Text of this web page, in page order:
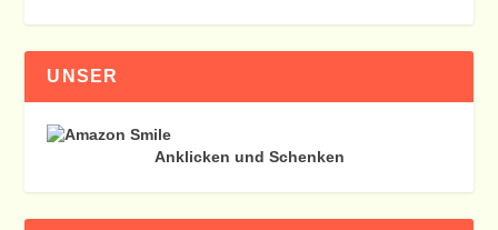
UNSER
Anklicken und Schenken